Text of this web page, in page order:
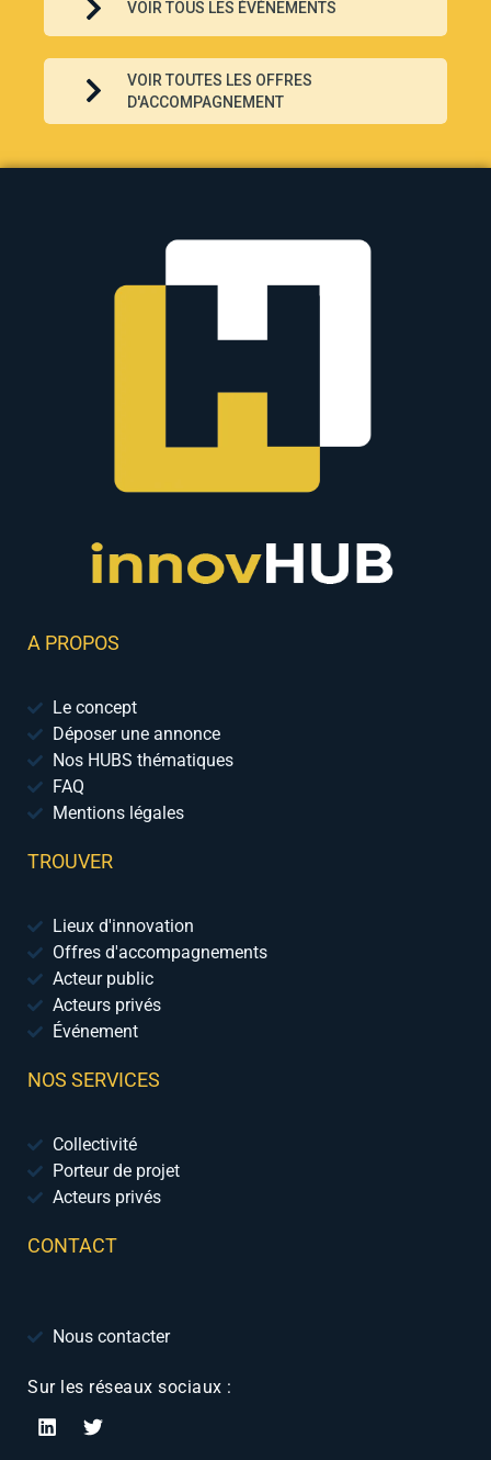
VOIR TOUS LES ÉVÉNEMENTS
VOIR TOUTES LES OFFRES
D'ACCOMPAGNEMENT
A PROPOS
Le concept
Déposer une annonce
Nos HUBS thématiques
FAQ
Mentions légales
TROUVER
Lieux d'innovation
Offres d'accompagnements
Acteur public
Acteurs privés
Événement
NOS SERVICES
Collectivité
Porteur de projet
Acteurs privés
CONTACT
Nous contacter
Sur les réseaux sociaux :